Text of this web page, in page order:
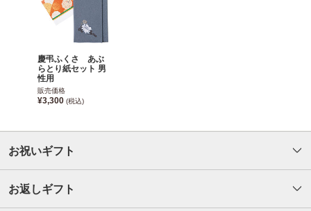
慶弔ふくさ あぶ
らとり紙セット 男
性用
販売価格
¥3,300 (税込)
お祝いギフト
お返しギフト